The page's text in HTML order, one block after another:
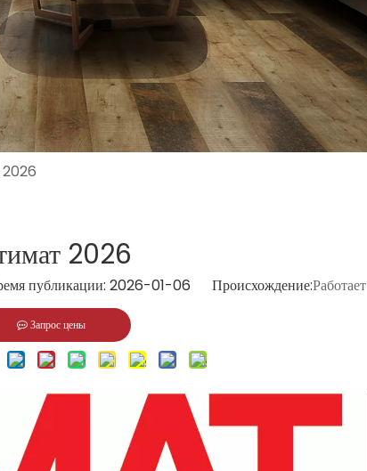
2026
2026
публикации: 2026-01-06 Происхождение:Работает
Запрос цены